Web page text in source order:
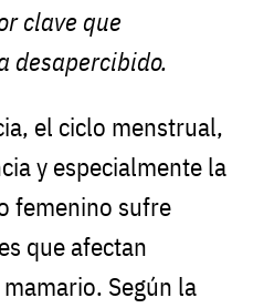
clave que
desapercibido.
el ciclo menstrual,
y especialmente la
femenino sufre
que afectan
Según la